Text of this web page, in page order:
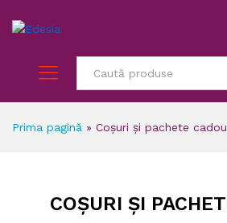
Prima pagină » Coșuri și pachete cadou
COȘURI ȘI